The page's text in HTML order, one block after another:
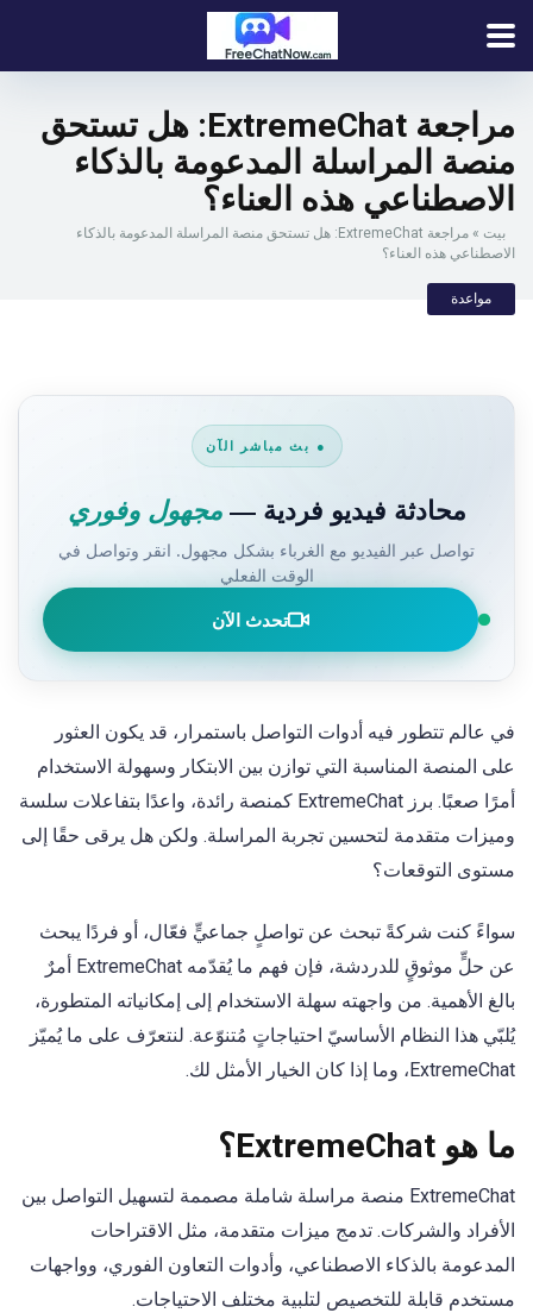
مراجعة ExtremeChat: هل تستحق
منصة المراسلة المدعومة بالذكاء
الاصطناعي هذه العناء؟
بيت »
مراجعة ExtremeChat: هل تستحق منصة المراسلة المدعومة بالذكاء
الاصطناعي هذه العناء؟
مواعدة
● بث مباشر الآن
محادثة فيديو فردية —مجهول وفوري
تواصل عبر الفيديو مع الغرباء بشكل مجهول. انقر وتواصل في
الوقت الفعلي
تحدث الآن
في عالم تتطور فيه أدوات التواصل باستمرار، قد يكون العثور
على المنصة المناسبة التي توازن بين الابتكار وسهولة الاستخدام
أمرًا صعبًا. برز ExtremeChat كمنصة رائدة، واعدًا بتفاعلات سلسة
وميزات متقدمة لتحسين تجربة المراسلة. ولكن هل يرقى حقًا إلى
مستوى التوقعات؟
سواءً كنت شركةً تبحث عن تواصلٍ جماعيٍّ فعّال، أو فردًا يبحث
عن حلٍّ موثوقٍ للدردشة، فإن فهم ما يُقدّمه ExtremeChat أمرٌ
بالغ الأهمية. من واجهته سهلة الاستخدام إلى إمكانياته المتطورة،
يُلبّي هذا النظام الأساسيّ احتياجاتٍ مُتنوّعة. لنتعرّف على ما يُميّز
ExtremeChat، وما إذا كان الخيار الأمثل لك.
ما هو ExtremeChat؟
ExtremeChat منصة مراسلة شاملة مصممة لتسهيل التواصل بين
الأفراد والشركات. تدمج ميزات متقدمة، مثل الاقتراحات
المدعومة بالذكاء الاصطناعي، وأدوات التعاون الفوري، وواجهات
مستخدم قابلة للتخصيص لتلبية مختلف الاحتياجات.